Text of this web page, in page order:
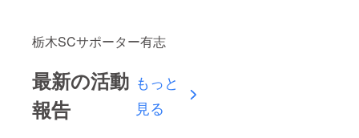
栃木SCサポーター有志
最新の活動
報告
もっと
見る